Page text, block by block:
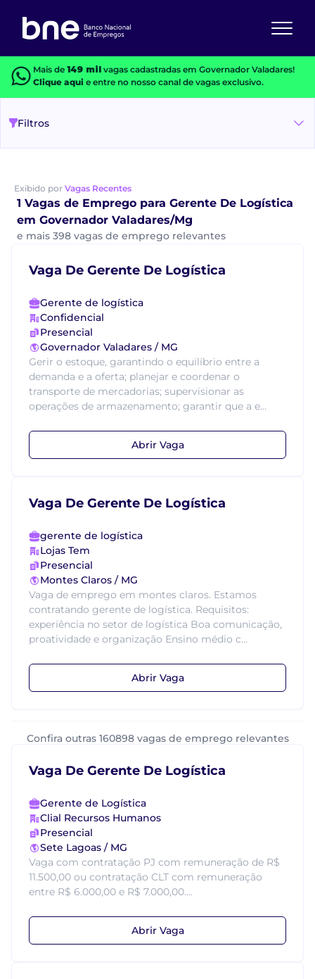
Mais de 149 milvagas cadastradas em Governador Valadares!
Clique aquie entre no nosso canal de vagas exclusivo.
Filtros
Exibido por Vagas Recentes
1 Vagas de Emprego para Gerente De Logística
em Governador Valadares/Mg
e mais 398 vagas de emprego relevantes
Vaga De Gerente De Logística
Gerente de logística
Confidencial
Presencial
Governador Valadares / MG
Gerir o estoque, garantindo o equilíbrio entre a
demanda e a oferta; planejar e coordenar o
transporte de mercadorias; supervisionar as
operações de armazenamento; garantir que a e...
Abrir Vaga
Vaga De Gerente De Logística
gerente de logística
Lojas Tem
Presencial
Montes Claros / MG
Vaga de emprego em montes claros. Estamos
contratando gerente de logística. Requisitos:
experiência no setor de logística Boa comunicação,
proatividade e organização Ensino médio c...
Abrir Vaga
Confira outras 160898 vagas de emprego relevantes
Vaga De Gerente De Logística
Gerente de Logística
Clial Recursos Humanos
Presencial
Sete Lagoas / MG
Vaga com contratação PJ com remuneração de R$
11.500,00 ou contratação CLT com remuneração
entre R$ 6.000,00 e R$ 7.000,00....
Abrir Vaga